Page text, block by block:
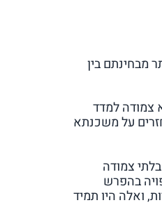
מבחינתם בין
צמודה למדד
על משכנתא
צמודה
בהפרש
ואלה היו תמיד